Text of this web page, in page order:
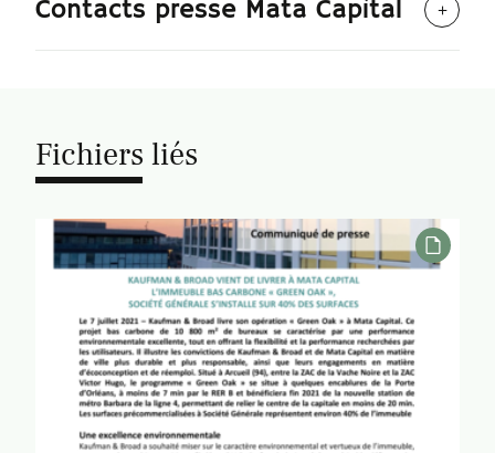
Contacts presse Mata Capital
Fichiers liés